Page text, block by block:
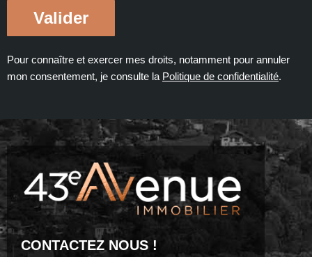
Pour connaître et exercer mes droits, notamment pour annuler
mon consentement, je consulte la Politique de confidentialité.
CONTACTEZ NOUS !